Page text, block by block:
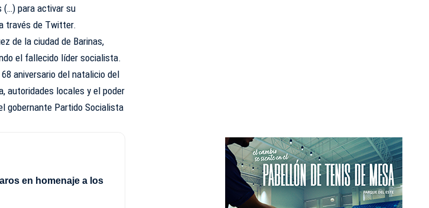
(…) para activar su
través de Twitter.
de la ciudad de Barinas,
el fallecido líder socialista.
aniversario del natalicio del
autoridades locales y el poder
gobernante Partido Socialista
en homenaje a los